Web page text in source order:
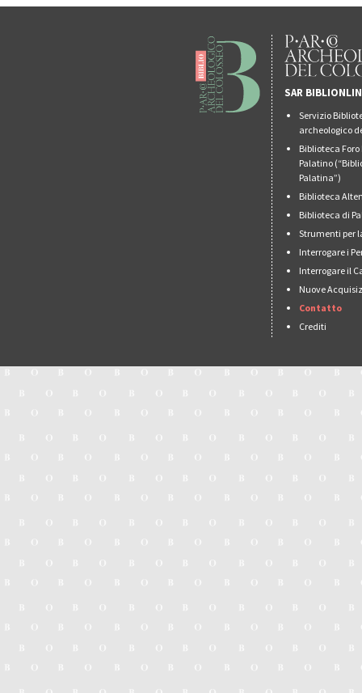
SAR
Servizio
archeologico
Biblioteca
Palatino
Palatina”)
Biblioteca
Biblioteca di
Strumenti per
Interrogare i
Interrogare il
Nuove
Contatto
Crediti